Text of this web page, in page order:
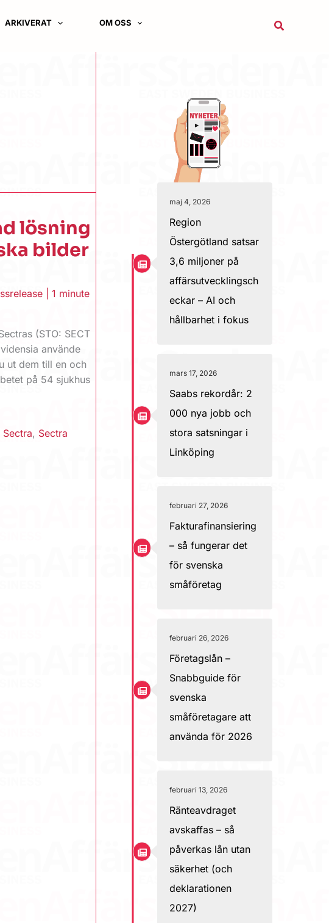
ARKIVERAT OM OSS Sök
lösning
bilder
|1 minute
(STO: SECT
använde
ut dem till en och
på 54 sjukhus
Sectra, Sectra
maj 4, 2026
Region
Östergötland satsar
3,6 miljoner på
affärsutvecklingsch
eckar – AI och
hållbarhet i fokus
mars 17, 2026
Saabs rekordår: 2
000 nya jobb och
stora satsningar i
Linköping
februari 27, 2026
Fakturafinansiering
– så fungerar det
för svenska
småföretag
februari 26, 2026
Företagslån –
Snabbguide för
svenska
småföretagare att
använda för 2026
februari 13, 2026
Ränteavdraget
avskaffas – så
påverkas lån utan
säkerhet (och
deklarationen
2027)